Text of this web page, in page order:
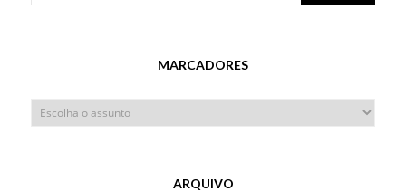
MARCADORES
ARQUIVO